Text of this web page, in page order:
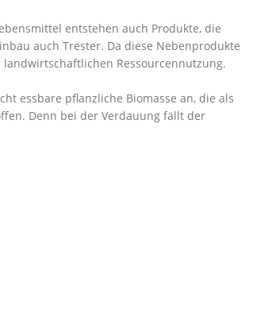
entstehen auch Produkte, die
auch Trester. Da diese Nebenprodukte
Ressourcennutzung.
essbare pflanzliche Biomasse an, die als
Denn bei der Verdauung fällt der